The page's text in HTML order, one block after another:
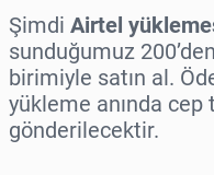
Şimdi Airtel
sunduğumuz
birimiyle satın al.
yükleme anında cep
gönderilecektir.